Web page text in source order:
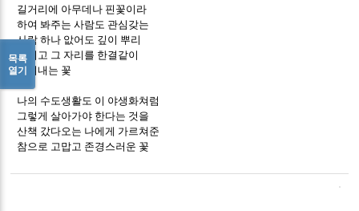
길거리에 아무데나 핀꽃이라
하여 봐주는 사람도 관심갖는
사람 하나 앖어도 깊이 뿌리
내리고 그 자리를 한결같이
지켜내는 꽃
나의 수도생활도 이 야생화쳐럼
그렇게 살아가야 한다는 것을
산책 갔다오는 나에게 가르쳐준
참으로 고맙고 존경스러운 꽃
목록
열기